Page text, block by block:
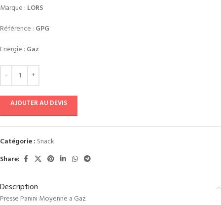
Marque : LORS
Référence : GPG
Energie : Gaz
AJOUTER AU DEVIS
Catégorie : Snack
Share:
Description
Presse Panini Moyenne a Gaz